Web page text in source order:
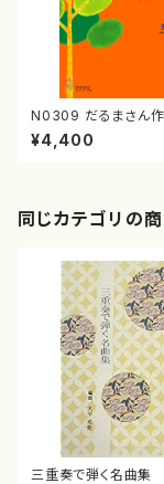
N0309 だるまさん作
ノ，オーケストラ/野村
¥4,400
同じカテゴリの
三重奏で弾く名曲集